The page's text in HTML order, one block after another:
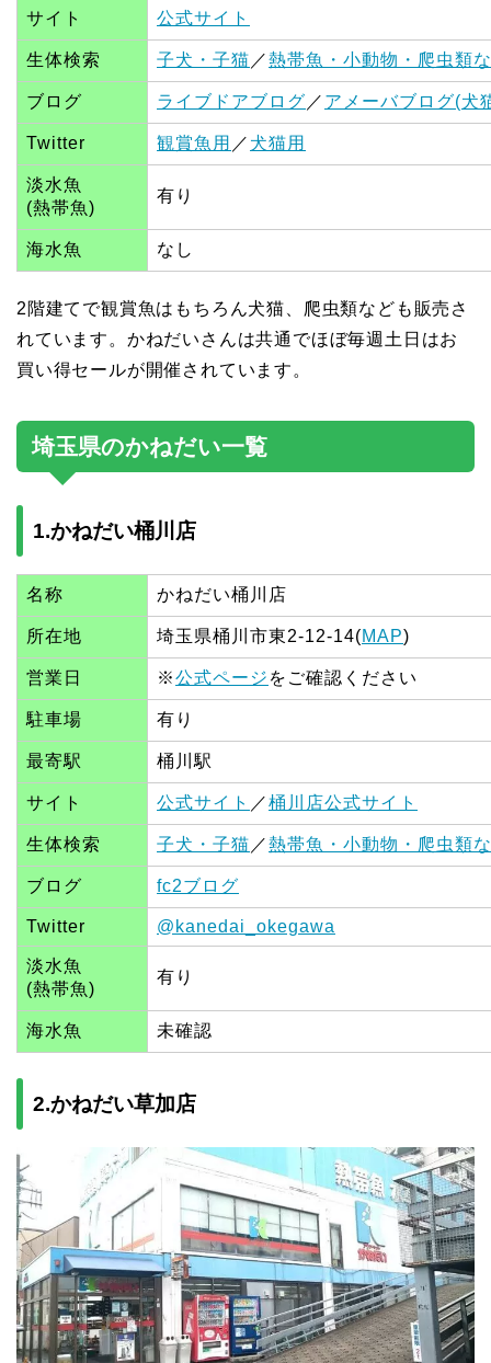
サイト 公式サイト
生体検索 子犬・子猫 ／熱帯魚・小動物・爬虫類
ブログ ライブドアブログ ／ アメーバブログ(犬
Twitter 観賞魚用 ／ 犬猫用
淡水魚
(熱帯魚)
有り
海水魚 なし
2階建てで観賞魚はもちろん犬猫、爬虫類なども販売さ
れています。かねだいさんは共通でほぼ毎週土日はお
買い得セールが開催されています。
埼玉県のかねだい一覧
1.かねだい桶川店
名称 かねだい桶川店
所在地 埼玉県桶川市東2-12-14(MAP)
営業日 ※公式ページ をご確認ください
駐車場 有り
最寄駅 桶川駅
サイト 公式サイト ／桶川店公式サイト
生体検索 子犬・子猫 ／熱帯魚・小動物・爬虫類
ブログ fc2ブログ
Twitter @kanedai_okegawa
淡水魚
(熱帯魚)
有り
海水魚 未確認
2.かねだい草加店